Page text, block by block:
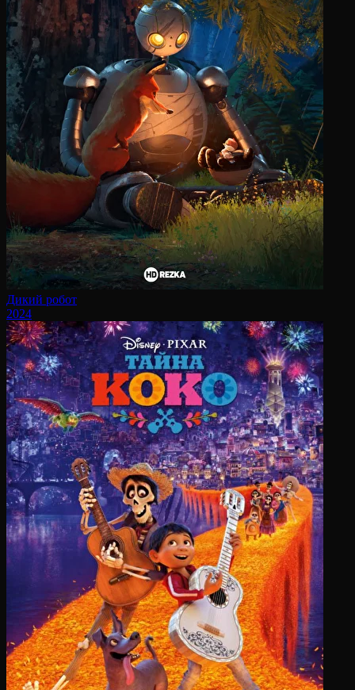
Дикий робот
2024